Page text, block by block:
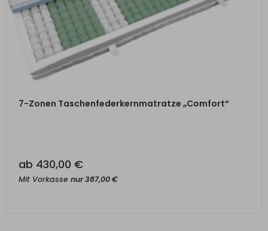
7-Zonen Taschenfederkernmatratze „Comfort“
ab 430,00 €
Mit Vorkasse nur387,00€